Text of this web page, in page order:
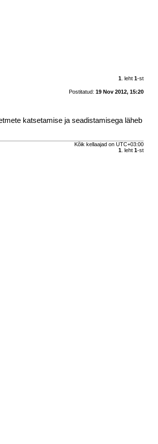
1. leht 1-st
Postitatud: 19 Nov 2012, 15:20
katsetamise ja seadistamisega läheb
Kõik kellaajad on UTC+03:00
1. leht 1-st